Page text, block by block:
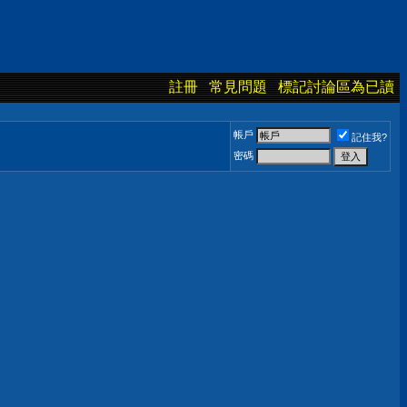
註冊 常見問題 標記討論區為已讀
帳戶
記住我?
密碼